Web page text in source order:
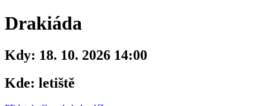
Drakiáda
Kdy: 18. 10. 2026 14:00
Kde: letiště